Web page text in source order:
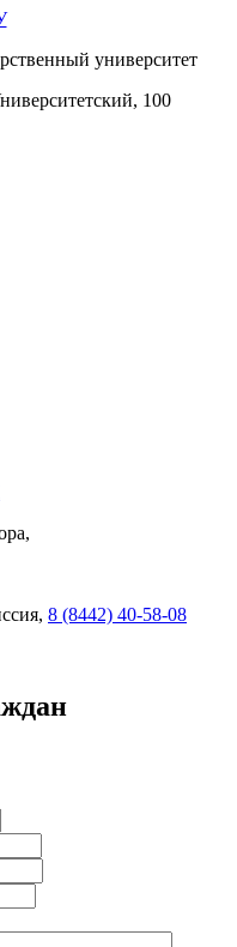
университет
100
8 (8442) 40-58-08